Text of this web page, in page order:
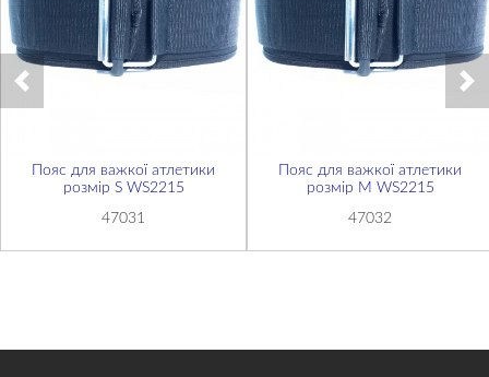
Пояс для важкої атлетики
розмір S WS2215
47031
Пояс для важкої атлетики
розмір М WS2215
47032